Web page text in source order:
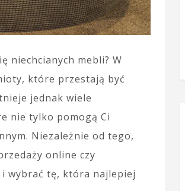
niechcianych mebli? W
które przestają być
jednak wiele
nie tylko pomogą Ci
Niezależnie od tego,
online czy
wybrać tę, która najlepiej